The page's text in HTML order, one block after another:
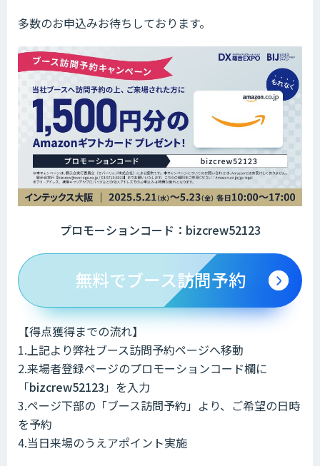
多数のお申込みお待ちしております。
プロモーションコード：bizcrew52123
無料でブース訪問予約
【得点獲得までの流れ】
1.上記より弊社ブース訪問予約ページへ移動
2.来場者登録ページのプロモーションコード欄に
「bizcrew52123」を入力
3.ページ下部の「ブース訪問予約」より、ご希望の日時
を予約
4.当日来場のうえアポイント実施